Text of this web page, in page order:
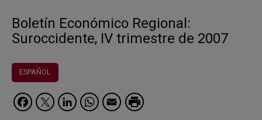
Boletín Económico Regional:
Suroccidente, IV trimestre de 2007
ESPAÑOL
Facebook
Twitter
LinkedIn
WhatsApp
Email